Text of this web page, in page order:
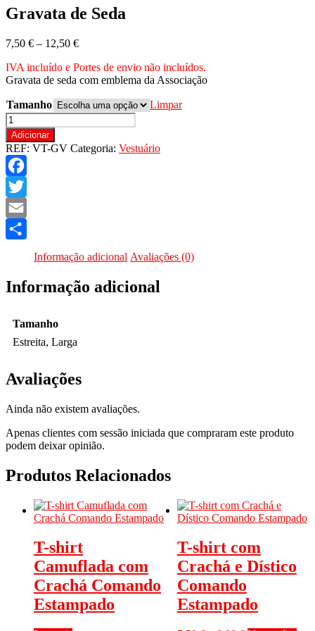
Gravata de Seda
7,50 € – 12,50 €Price
7,50 €
through
IVA incluído e Portes de envio não incluídos.
Gravata de seda com emblema da Associação
Tamanho
Limpar
Quantidade
de
Gravata
de
Seda
Adicionar
REF: VT-GV Categoria: Vestuário
Facebook
Twitter
Email
Informação adicional Avaliações (0)
Informação adicional
Tamanho
Estreita, Larga
Avaliações
Ainda não existem avaliações.
Apenas clientes com sessão iniciada que compraram este produto
podem deixar opinião.
Produtos Relacionados
T-shirt
Camuflada com
Crachá Comando
Estampado
T-shirt com
Crachá e Dístico
Comando
Estampado